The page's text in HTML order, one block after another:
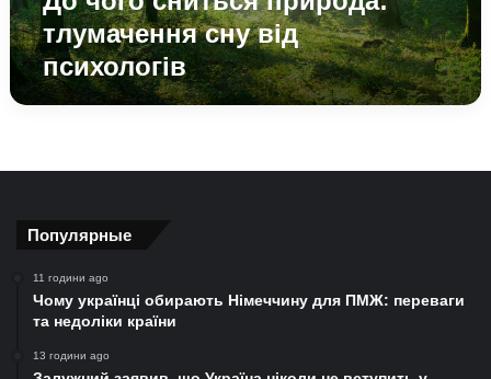
тлумачення сну від
психологів
Популярные
11 години ago
Чому українці обирають Німеччину для ПМЖ: переваги
та недоліки країни
13 години ago